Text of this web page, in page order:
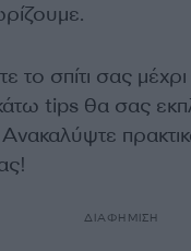
σπίτι σας
tips θα σας
ΔΙΑΦΗΜΙΣΗ